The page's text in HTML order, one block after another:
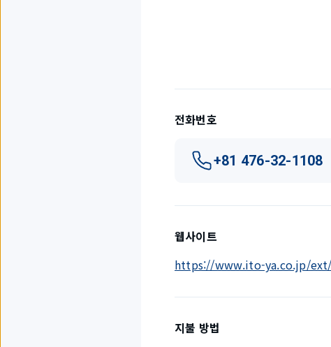
시
고
있
전화번호
+81 476-32-1108
웹사이트
https://www.ito-ya.co.jp/
지불 방법